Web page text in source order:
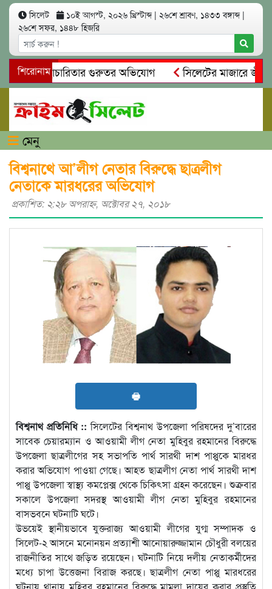
সিলেট ১০ই আগস্ট, ২০২৬ খ্রিস্টাব্দ | ২৬শে শ্রাবণ, ১৪৩৩ বঙ্গাব্দ |
২৬শে সফর, ১৪৪৮ হিজরি
শিরোনাম
ও স্বেচ্ছাচারিতার গুরুতর অভিযোগ
সিলেটের মাজারে
দলিল ফাঁস
গোয়াইনঘাটে প্রেমের ফাঁদে তরুণী পাচার:
মেনু
বিশ্বনাথে আ’লীগ নেতার বিরুদ্ধে ছাত্রলীগ
নেতাকে মারধরের অভিযোগ
প্রকাশিত: ২:২৮ অপরাহ্ণ, অক্টোবর ২৭, ২০১৮
🖶
বিশ্বনাথ প্রতিনিধি :: সিলেটের বিশ্বনাথ উপজেলা পরিষদের দু’বারের
সাবেক চেয়ারম্যান ও আওয়ামী লীগ নেতা মুহিবুর রহমানের বিরুদ্ধে
উপজেলা ছাত্রলীগের সহ সভাপতি পার্থ সারথী দাশ পাপ্পুকে মারধর
করার অভিযোগ পাওয়া গেছে। আহত ছাত্রলীগ নেতা পার্থ সারথী দাশ
পাপ্পু উপজেলা স্বাস্থ্য কমপ্লেক্স থেকে চিকিৎসা গ্রহন করেছেন। শুক্রবার
সকালে উপজেলা সদরস্থ আওয়ামী লীগ নেতা মুহিবুর রহমানের
বাসভবনে ঘটনাটি ঘটে।
উভয়েই স্থানীয়ভাবে যুক্তরাজ্য আওয়ামী লীগের যুগ্ম সম্পাদক ও
সিলেট-২ আসনে মনোনয়ন প্রত্যাশী আনোয়ারুজ্জামান চৌধুরী বলয়ের
রাজনীতির সাথে জড়িত রয়েছেন। ঘটনাটি নিয়ে দলীয় নেতাকর্মীদের
মধ্যে চাপা উত্তেজনা বিরাজ করছে। ছাত্রলীগ নেতা পাপ্পু মারধরের